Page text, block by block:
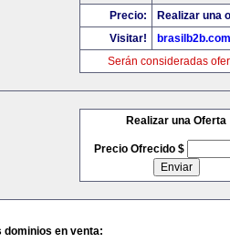
Precio:
Realizar una
Visitar!
brasilb2b.com
Serán consideradas
Realizar una Oferta
Precio Ofrecido $
dominios en venta: